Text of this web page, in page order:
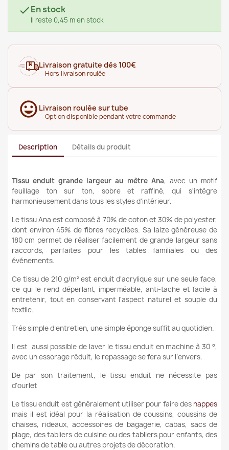
En stock
Il reste 0,45 m en stock
Livraison gratuite dès 100€
Hors livraison roulée
Livraison roulée sur tube
Option disponible pendant votre commande
Description Détails du produit
Tissu enduit grande largeur au mètre Ana, avec un motif
feuillage ton sur ton, sobre et raffiné, qui s'intègre
harmonieusement dans tous les styles d'intérieur.
Le tissu Ana est composé à 70% de coton et 30% de polyester,
dont environ 45% de fibres recyclées. Sa laize généreuse de
180 cm permet de réaliser facilement de grande largeur sans
raccords, parfaites pour les tables familiales ou des
événements.
Ce tissu de 210g/m²est enduit d'acrylique sur une seule face,
ce qui le rend déperlant, imperméable, anti-tache et facile à
entretenir, tout en conservant l'aspect naturel et souple du
textile.
Très simple d’entretien, une simple éponge suffit au quotidien.
Il est aussi possible de laver le tissu enduit en machine à 30 °,
avec un essorage réduit, le repassage se fera sur l’envers.
De par son traitement, le tissu enduit ne nécessite pas
d’ourlet
Le tissu enduit est généralement utiliser pour faire des nappes
mais il est idéal pour la réalisation de coussins, coussins de
chaises, rideaux, accessoires de bagagerie, cabas, sacs de
plage, des tabliers de cuisine ou des tabliers pour enfants, des
chemins de table ou autres projets de décoration.